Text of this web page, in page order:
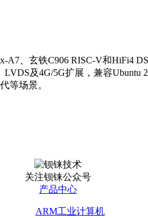
、玄铁C906 RISC-V和HiFi4
及4G/5G扩展，兼容Ubuntu
等场景。
关注钡铼公众号
产品中心
ARM工业计算机